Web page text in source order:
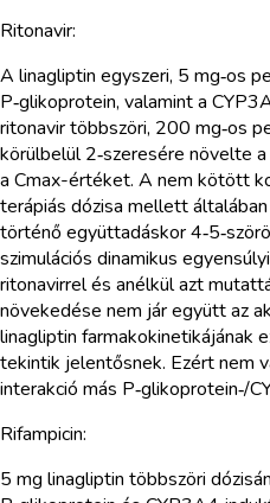
Ritonavir:
A linagliptin egyszeri, 5 mg‑os
P‑glikoprotein, valamint a
ritonavir többszöri, 200 mg‑os
körülbelül 2‑szeresére növelte
a Cmax-értéket. A nem kötött
terápiás dózisa mellett
történő együttadáskor
szimulációs dinamikus
ritonavirrel és anélkül azt
növekedése nem jár együtt az
linagliptin farmakokinetikájának
tekintik jelentősnek. Ezért nem
interakció más P‑glikoprotein‑/
Rifampicin:
5 mg linagliptin többszöri